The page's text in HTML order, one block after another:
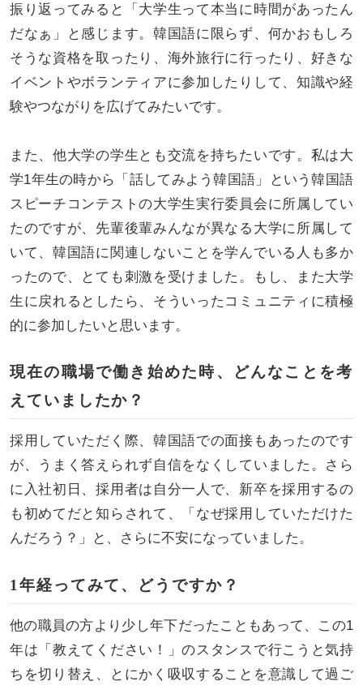
振り返ってみると「大学生って本当に時間があったん
だなぁ」と感じます。韓国語に限らず、何かおもしろ
そうな資格を取ったり、海外旅行に行ったり、好きな
イベントやボランティアに参加したりして、知識や経
験やつながりを広げてみたいです。
また、他大学の学生とも交流を持ちたいです。私は大
学1年生の時から「話してみよう韓国語」という韓国語
スピーチコンテストの大学生実行委員会に所属してい
たのですが、先輩後輩みんなが異なる大学に所属して
いて、韓国語に関連しないことを学んでいる人も多か
ったので、とても刺激を受けました。もし、また大学
生に戻れるとしたら、そういったコミュニティに積極
的に参加したいと思います。
現在の職場で働き始めた時、どんなことを考
えていましたか？
採用していただく際、韓国語での面接もあったのです
が、うまく答えられず自信をなくしていました。さら
に入社初日、採用者は自分一人で、新卒を採用するの
も初めてだと知らされて、「なぜ採用していただけた
んだろう？」と、さらに不安になっていました。
1年経ってみて、どうですか？
他の職員の方より少し年下だったこともあって、この1
年は「教えてください！」のスタンスで行こうと気持
ちを切り替え、とにかく吸収することを意識して過ご